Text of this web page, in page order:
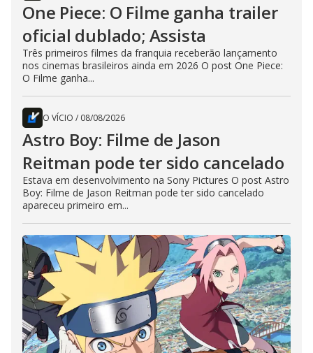
One Piece: O Filme ganha trailer
oficial dublado; Assista
Três primeiros filmes da franquia receberão lançamento
nos cinemas brasileiros ainda em 2026 O post One Piece:
O Filme ganha...
O VÍCIO / 08/08/2026
Astro Boy: Filme de Jason
Reitman pode ter sido cancelado
Estava em desenvolvimento na Sony Pictures O post Astro
Boy: Filme de Jason Reitman pode ter sido cancelado
apareceu primeiro em...